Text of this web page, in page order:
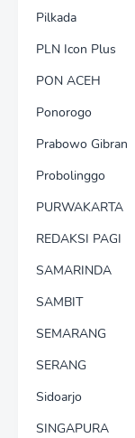
Pilkada
PLN Icon Plus
PON ACEH
Ponorogo
Prabowo Gibran
Probolinggo
PURWAKARTA
REDAKSI PAGI
SAMARINDA
SAMBIT
SEMARANG
SERANG
Sidoarjo
SINGAPURA